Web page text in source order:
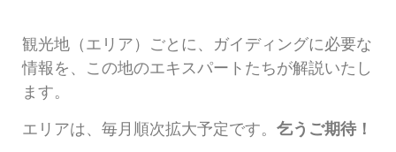
観光地（エリア）ごとに、ガイディングに必要な
情報を、この地のエキスパートたちが解説いたし
ます。
エリアは、毎月順次拡大予定です。 乞うご期待！